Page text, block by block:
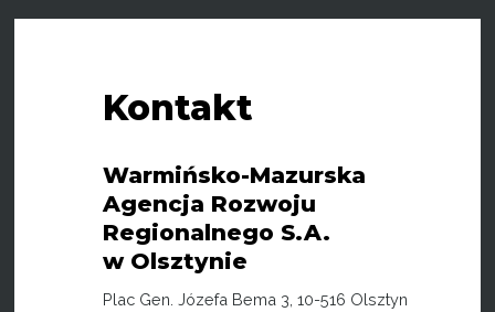
Kontakt
Warmińsko-Mazurska
Agencja Rozwoju
Regionalnego S.A.
w Olsztynie
Plac Gen. Józefa Bema 3, 10-516 Olsztyn